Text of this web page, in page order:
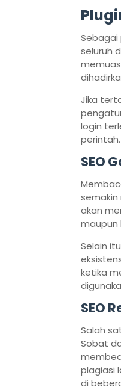
Sebagai
seluruh
Jika
login
perintah.
SEO
semakin
akan
maupun
Selain
ketika
SEO
Salah
Sobat
plagiasi
di